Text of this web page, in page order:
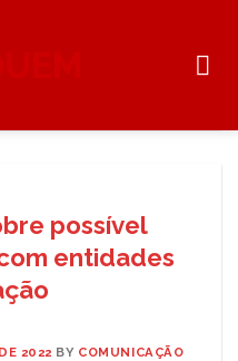
possível
entidades
2022 BY COMUNICAÇÃO